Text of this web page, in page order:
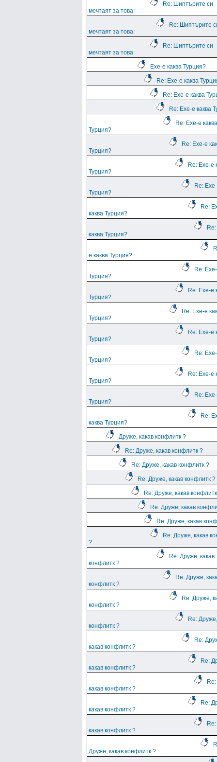
Re: Шиптърите си
мечтаят за това:
Re: Шиптърите
мечтаят за това:
Re: Шиптърите си
мечтаят за това:
Ехе-е каква Турция?
Re: Ехе-е каква
Re: Ехе-е каква
Re: Ехе-е каква
Re: Ехе-е каква
Турция?
Re: Ехе-е
Турция?
Re: Ехе-е
Турция?
Re:
Турция?
Re:
каква Турция?
каква Турция?
е каква Турция?
Re:
Турция?
Re: Ехе-е
Турция?
Re: Ехе-е
Турция?
Re: Ехе-е
Турция?
Re:
Турция?
Re: Ехе-е
Турция?
Re:
Турция?
Re:
каква Турция?
Друже, какав конфлитк ?
Re: Друже, какав конфлитк ?
Re: Друже, какав конфлитк ?
Re: Друже, какав конфлитк ?
Re: Друже, какав
Re: Друже, какав
Re: Друже, какав
Re: Друже, какав
?
Re: Друже, какав
конфлитк ?
Re: Друже,
конфлитк ?
Re: Друже,
конфлитк ?
Re:
конфлитк ?
Re:
какав конфлитк ?
Re:
какав конфлитк ?
какав конфлитк ?
Re:
какав конфлитк ?
какав конфлитк ?
Друже, какав конфлитк ?